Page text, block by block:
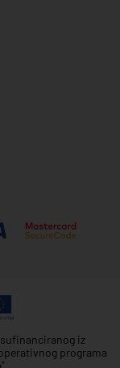
iz
programa